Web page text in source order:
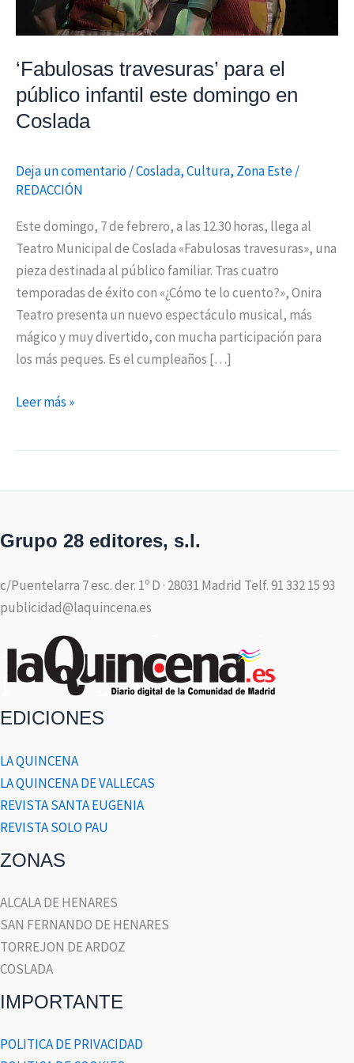
‘Fabulosas travesuras’ para el
público infantil este domingo en
Coslada
Deja un comentario/Coslada,Cultura, Zona Este/
REDACCIÓN
Este domingo, 7 de febrero, a las 12.30 horas, llega al
Teatro Municipal de Coslada «Fabulosas travesuras», una
pieza destinada al público familiar. Tras cuatro
temporadas de éxito con «¿Cómo te lo cuento?», Onira
Teatro presenta un nuevo espectáculo musical, más
mágico y muy divertido, con mucha participación para
los más peques. Es el cumpleaños […]
Coslada
Leer más »
Grupo 28 editores, s.l.
c/Puentelarra 7 esc. der. 1º D · 28031 Madrid Telf. 91 332 15 93
publicidad@laquincena.es
EDICIONES
LA QUINCENA
LA QUINCENA DE VALLECAS
REVISTA SANTA EUGENIA
REVISTA SOLO PAU
ZONAS
ALCALA DE HENARES
SAN FERNANDO DE HENARES
TORREJON DE ARDOZ
COSLADA
IMPORTANTE
POLITICA DE PRIVACIDAD